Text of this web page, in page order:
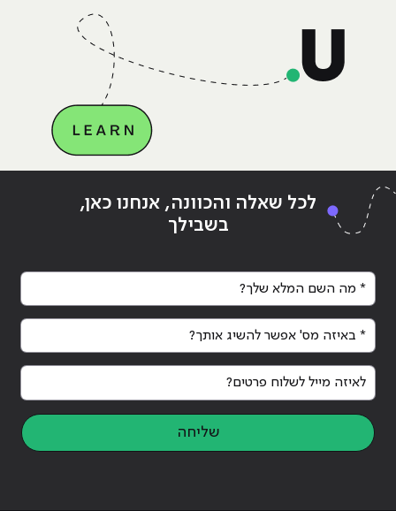
Continue reading
לכל שאלה והכוונה, אנחנו כאן,
בשבילך
* מה השם המלא שלך?
* באיזה מס' אפשר להשיג אותך?
לאיזה מייל לשלוח פרטים?
שליחה